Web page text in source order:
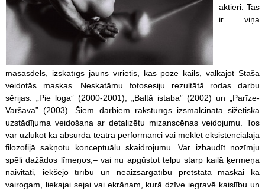
aktieri. Tas
ir viņa
māsasdēls, izskatīgs jauns vīrietis, kas pozē kails, valkājot Staša
veidotās maskas. Neskatāmu fotosesiju rezultātā rodas darbu
sērijas: „Pie loga” (2000-2001), „Baltā istaba” (2002) un „Parīze-
Varšava” (2003). Šiem darbiem raksturīgs izsmalcināta sižetiska
uzstādījuma veidošana ar detalizētu mizanscēnas veidojumu. Tos
var uzlūkot kā absurda teātra performanci vai meklēt eksistenciālajā
filozofijā sakņotu konceptuālu skaidrojumu. Var izbaudīt nozīmju
spēli dažādos līmeņos,– vai nu apgūstot telpu starp kailā ķermeņa
naivitāti, iekšējo tīrību un neaizsargātību pretstatā maskai kā
vairogam, liekajai sejai vai ekrānam, kurā dzīve iegravē kaislību un